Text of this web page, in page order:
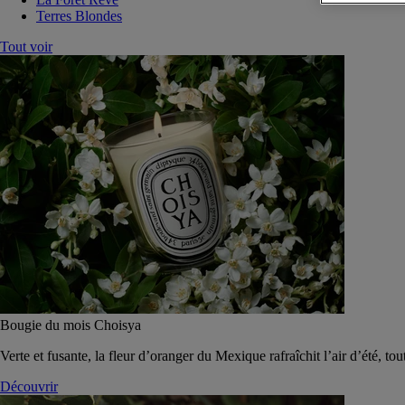
Terres Blondes
Tout voir
Bougie du mois Choisya
Verte et fusante, la fleur d’oranger du Mexique rafraîchit l’air d’été,
Découvrir